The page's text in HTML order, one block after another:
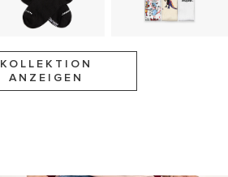
KOLLEKTION
ANZEIGEN